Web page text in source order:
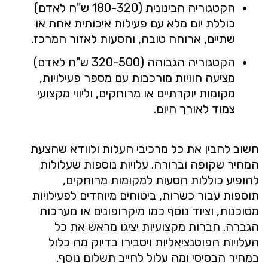
הקטגוריה הבינונית (180-320 ש"ח לאדם)
כוללת יום מלא עם פעילות איכותית אחת או
שתיים, ארוחה טובה, והסעות לאזור המרכז.
הקטגוריה הגבוהה (320-500 ש"ח לאדם)
מציעה חוויות מורכבות עם מספר פעילויות,
מקומות יוקרתיים או מרוחקים, וליווי מקצועי
צמוד לאורך היום.
חשוב להבין את כל מרכיבי העלות ולוודא שהצעת
המחיר שקופה וברורה. עלויות נוספות שעלולות
להופיע כוללות הסעות למקומות מרוחקים,
תוספות עבור כשרות, ביטוחים מיוחדים לפעילויות
מסוכנות, וציוד נוסף כמו מיקרופונים או מערכות
הגברה. חברות מקצועיות יציגו מראש את כל
העלויות הפוטנציאליות ויסבירו בדיוק מה כלול
במחיר הבסיסי ומה עלול לחייב תשלום נוסף.